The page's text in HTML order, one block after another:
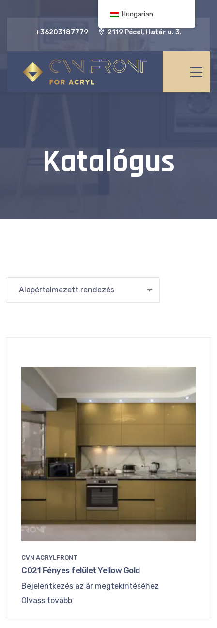
+36203187779 2119 Pécel, Határ u. 3.
Katalógus
CVN ACRYLFRONT
C021 Fényes felület Yellow Gold
Bejelentkezés az ár megtekintéséhez
Olvass tovább
Hungarian